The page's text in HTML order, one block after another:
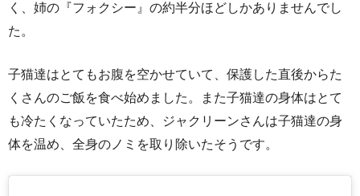
く、姉の『フォクシー』の約半分ほどしかありませんでし
た。
子猫達はとてもお腹を空かせていて、保護した直後からた
くさんのご飯を食べ始めました。また子猫達の身体はとて
も冷たくなっていたため、ジャクリーンさんは子猫達の身
体を温め、全身のノミを取り除いたそうです。